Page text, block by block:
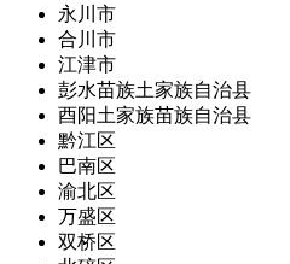
永川市
合川市
江津市
彭水苗族土家族自治县
酉阳土家族苗族自治县
黔江区
巴南区
渝北区
万盛区
双桥区